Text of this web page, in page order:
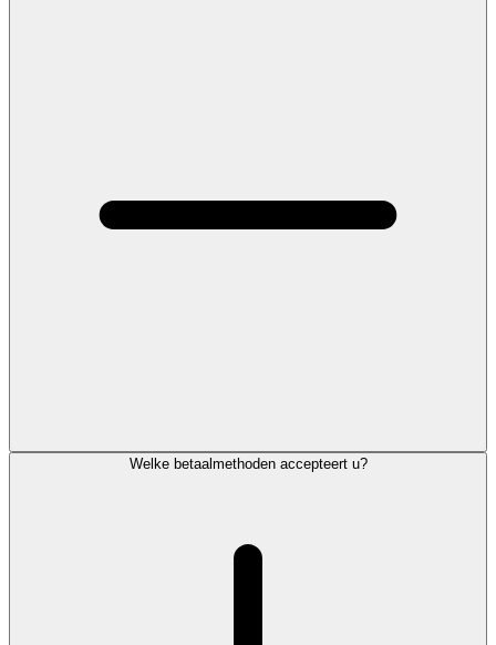
Welke betaalmethoden accepteert u?